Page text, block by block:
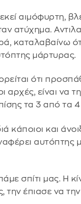
αιμόφυρτη,
ατύχημα.
καταλαβαίνω
μάρτυρας.
ότι
αρχές, είναι να
τα 3 από τα 4
κάποιοι και
σπίτι μας. Η
έπιασε να